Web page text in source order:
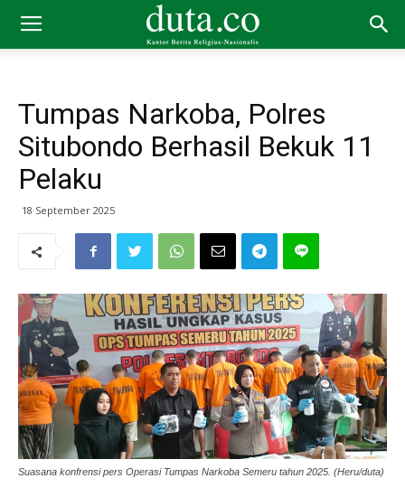
Tumpas Narkoba, Polres
Situbondo Berhasil Bekuk 11
Pelaku
18 September 2025
Suasana konfrensi pers Operasi Tumpas Narkoba Semeru tahun 2025. (Heru/duta)